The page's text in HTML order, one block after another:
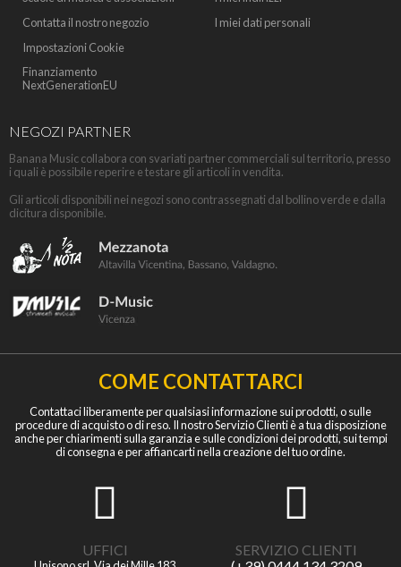
Contatta il nostro negozio
Impostazioni Cookie
Finanziamento
NextGenerationEU
I miei dati personali
NEGOZI PARTNER
Banana Music collabora con svariati partner commerciali sul territorio, presso
i quali è possibile reperire e testare gli articoli in vendita.
Gli articoli disponibili nei negozi sono contrassegnati dal bollino verde e dalla
dicitura disponibile.
COME CONTATTARCI
Contattaci liberamente per qualsiasi informazione sui prodotti, o sulle
procedure di acquisto o di reso. Il nostro Servizio Clienti è a tua disposizione
anche per chiarimenti sulla garanzia e sulle condizioni dei prodotti, sui tempi
di consegna e per affiancarti nella creazione del tuo ordine.
UFFICI
SERVIZIO CLIENTI